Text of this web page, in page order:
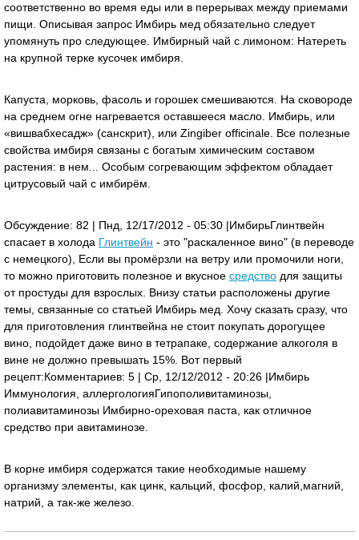
соответственно во время еды или в перерывах между приемами
пищи. Описывая запрос Имбирь мед обязательно следует
упомянуть про следующее. Имбирный чай с лимоном: Натереть
на крупной терке кусочек имбиря.
Капуста, морковь, фасоль и горошек смешиваются. На сковороде
на среднем огне нагревается оставшееся масло. Имбирь, или
«вишвабхесадж» (санскрит), или Zingiber officinale. Все полезные
свойства имбиря связаны с богатым химическим составом
растения: в нем... Особым согревающим эффектом обладает
цитрусовый чай с имбирём.
Обсуждение: 82 | Пнд, 12/17/2012 - 05:30 |Имбирь Глинтвейн
спасает в холода Глинтвейн - это "раскаленное вино" (в переводе
с немецкого), Если вы промёрзли на ветру или промочили ноги,
то можно приготовить полезное и вкусное средство для защиты
от простуды для взрослых. Внизу статьи расположены другие
темы, связанные со статьей Имбирь мед. Хочу сказать сразу, что
для приготовления глинтвейна не стоит покупать дорогущее
вино, подойдет даже вино в тетрапаке, содержание алкоголя в
вине не должно превышать 15%. Вот первый
рецепт:Комментариев: 5 | Ср, 12/12/2012 - 20:26 |Имбирь
Иммунология, аллергология Гипополивитаминозы,
полиавитаминозы Имбирно-ореховая паста, как отличное
средство при авитаминозе.
В корне имбиря содержатся такие необходимые нашему
организму элементы, как цинк, кальций, фосфор, калий,магний,
натрий, а так-же железо.